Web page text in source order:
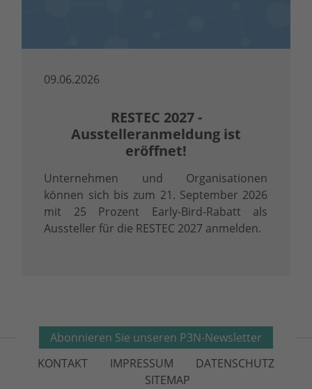
09.06.2026
RESTEC 2027 -
Ausstelleranmeldung ist
eröffnet!
Unternehmen und Organisationen
können sich bis zum 21. September 2026
mit 25 Prozent Early-Bird-Rabatt als
Aussteller für die RESTEC 2027 anmelden.
Abonnieren Sie unseren P3N-Newsletter
KONTAKT
IMPRESSUM
DATENSCHUTZ
SITEMAP